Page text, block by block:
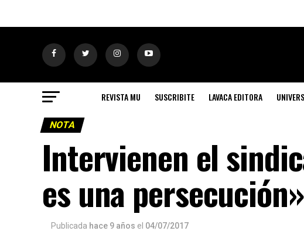
REVISTA MU SUSCRIBITE LAVACA EDITORA
NOTA
Intervienen el
es una persecución»
Publicada hace 9 años el 04/07/2017